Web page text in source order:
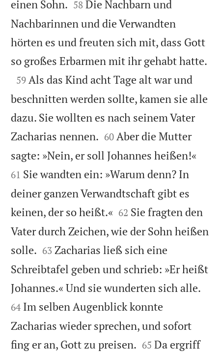
einen Sohn. 

58 Die Nachbarn und
Nachbarinnen und die Verwandten
hörten es und freuten sich mit, dass Gott
so großes Erbarmen mit ihr gehabt hatte.

59 Als das Kind acht Tage alt war und
beschnitten werden sollte, kamen sie alle
dazu. Sie wollten es nach seinem Vater
Zacharias nennen. 

60 Aber die Mutter
sagte: »Nein, er soll Johannes heißen!«
61 Sie wandten ein: »Warum denn? In
deiner ganzen Verwandtschaft gibt es
keinen, der so heißt.« 

62 Sie fragten den
Vater durch Zeichen, wie der Sohn heißen
solle. 

63 Zacharias ließ sich eine
Schreibtafel geben und schrieb: »Er heißt
Johannes.« Und sie wunderten sich alle.
64 Im selben Augenblick konnte
Zacharias wieder sprechen, und sofort
fing er an, Gott zu preisen. 

65 Da ergriff